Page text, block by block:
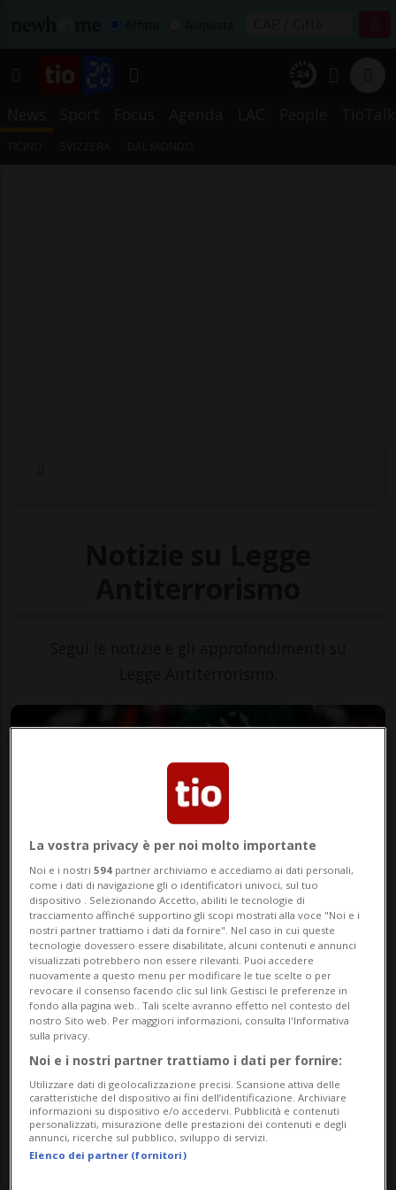
SVIZZERA 10 mesi
Primi procedimenti penali
contro Hamas dopo il divieto
federale
La vostra privacy è per noi molto importante
Noi e i nostri594 partner archiviamo e accediamo ai dati personali,
come i dati di navigazione gli o identificatori univoci, sul tuo
dispositivo . Selezionando Accetto, abiliti le tecnologie di
tracciamento affinché supportino gli scopi mostrati alla voce "Noi e i
nostri partner trattiamo i dati da fornire". Nel caso in cui queste
tecnologie dovessero essere disabilitate, alcuni contenuti e annunci
visualizzati potrebbero non essere rilevanti. Puoi accedere
nuovamente a questo menu per modificare le tue scelte o per
revocare il consenso facendo clic sul link Gestisci le preferenze in
fondo alla pagina web.. Tali scelte avranno effetto nel contesto del
nostro Sito web. Per maggiori informazioni, consulta l'Informativa
sulla privacy.
Noi e i nostri partner trattiamo i dati per fornire:
Utilizzare dati di geolocalizzazione precisi. Scansione attiva delle
caratteristiche del dispositivo ai fini dell’identificazione. Archiviare
informazioni su dispositivo e/o accedervi. Pubblicità e contenuti
personalizzati, misurazione delle prestazioni dei contenuti e degli
annunci, ricerche sul pubblico, sviluppo di servizi.
Elenco dei partner (fornitori)